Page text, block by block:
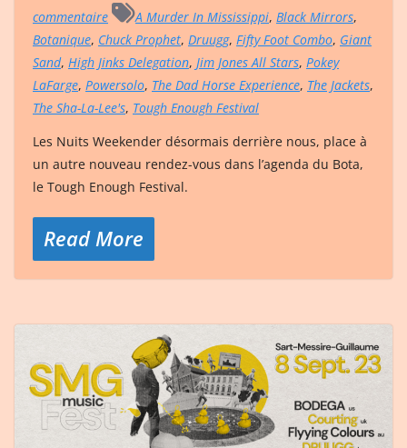
commentaire
A Murder In Mississippi, Black Mirrors,
Botanique, Chuck Prophet, Druugg, Fifty Foot Combo, Giant
Sand, High Jinks Delegation, Jim Jones All Stars, Pokey
LaFarge, Powersolo, The Dad Horse Experience, The Jackets,
The Sha-La-Lee's, Tough Enough Festival
Les Nuits Weekender désormais derrière nous, place à
un autre nouveau rendez-vous dans l’agenda du Bota,
le Tough Enough Festival.
Read More